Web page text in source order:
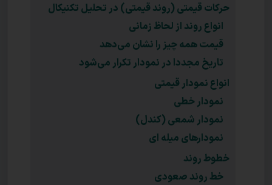
حرکات قیمتی (روند قیمتی) در تحلیل تکنیکال
انواع روند از لحاظ زمانی
قیمت همه چیز را نشان می‌دهد
تاریخ مجددا در نمودار تکرار می‌شود
انواع نمودار قیمتی
نمودار خطی
نمودار شمعی (کندل)
نمودارهای میله ای
خطوط روند
خط روند صعودی